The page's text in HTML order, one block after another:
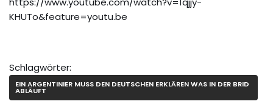
KHUTo&feature=youtu.be
Schlagwörter:
EIN ARGENTINIER MUSS DEN DEUTSCHEN ERKLÄREN WAS IN DER BRID
ABLÄUFT